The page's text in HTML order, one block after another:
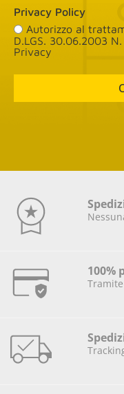
Privacy Policy
Autorizzo al
D.LGS. 30.06.2003
Privacy
100%